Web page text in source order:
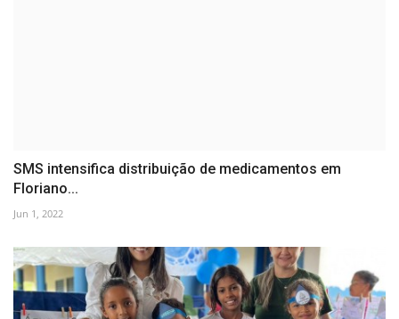
SMS intensifica distribuição de medicamentos em
Floriano...
Jun 1, 2022